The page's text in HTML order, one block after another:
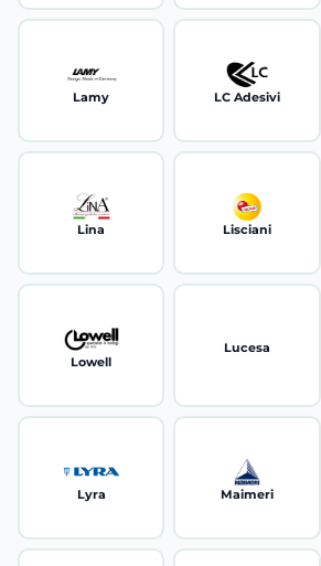
Lamy LC Adesivi
Lina Lisciani
Lowell
Lucesa
Lyra Maimeri